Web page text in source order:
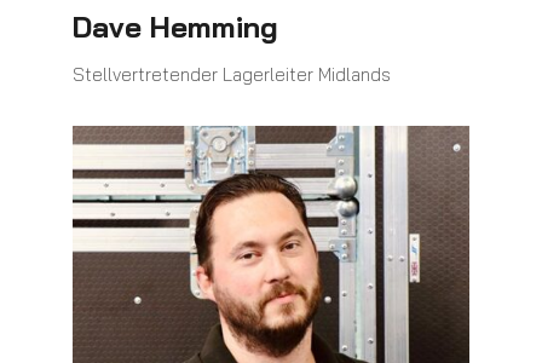
Dave Hemming
Stellvertretender Lagerleiter Midlands